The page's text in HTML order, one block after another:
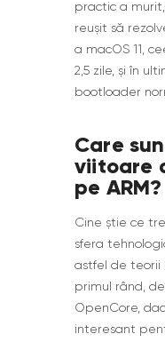
practic a
reușit să
a macOS 11,
2,5 zile, și în
bootloader
Care
viitoare
pe ARM?
Cine știe ce
sfera
astfel de teorii
primul rând,
OpenCore,
interesant